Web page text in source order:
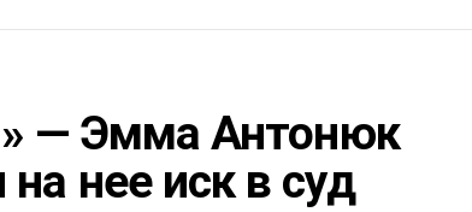
— Эмма Антонюк
нее иск в суд